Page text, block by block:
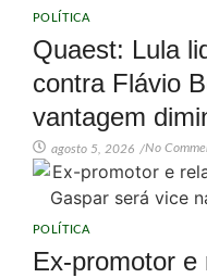
POLÍTICA
Quaest: Lula
contra Flávio
vantagem
agosto 5, 2026 /No
POLÍTICA
Ex-promotor